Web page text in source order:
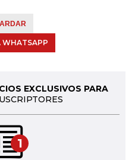
WHATSAPP
EXCLUSIVOS PARA
1